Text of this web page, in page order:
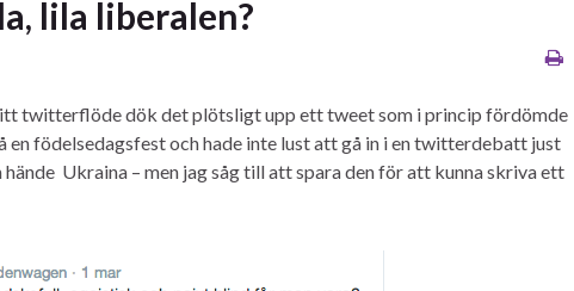
lila liberalen?
twitterflöde dök det plötsligt upp ett tweet som i princip fördömde
en födelsedagsfest och hade inte lust att gå in i en twitterdebatt just
hände Ukraina – men jag såg till att spara den för att kunna skriva ett